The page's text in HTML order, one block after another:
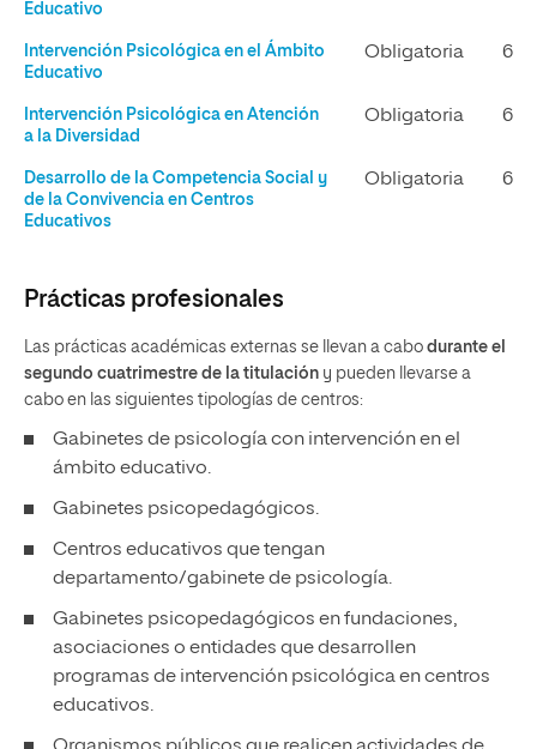
Educativo
Intervención Psicológica en el Ámbito
Educativo
Obligatoria 6
Intervención Psicológica en Atención
a la Diversidad
Obligatoria 6
Desarrollo de la Competencia Social y
de la Convivencia en Centros
Educativos
Obligatoria 6
Prácticas profesionales
Las prácticas académicas externas se llevan a cabo durante el
segundo cuatrimestre de la titulación y pueden llevarse a
cabo en las siguientes tipologías de centros:
Gabinetes de psicología con intervención en el
ámbito educativo.
Gabinetes psicopedagógicos.
Centros educativos que tengan
departamento/gabinete de psicología.
Gabinetes psicopedagógicos en fundaciones,
asociaciones o entidades que desarrollen
programas de intervención psicológica en centros
educativos.